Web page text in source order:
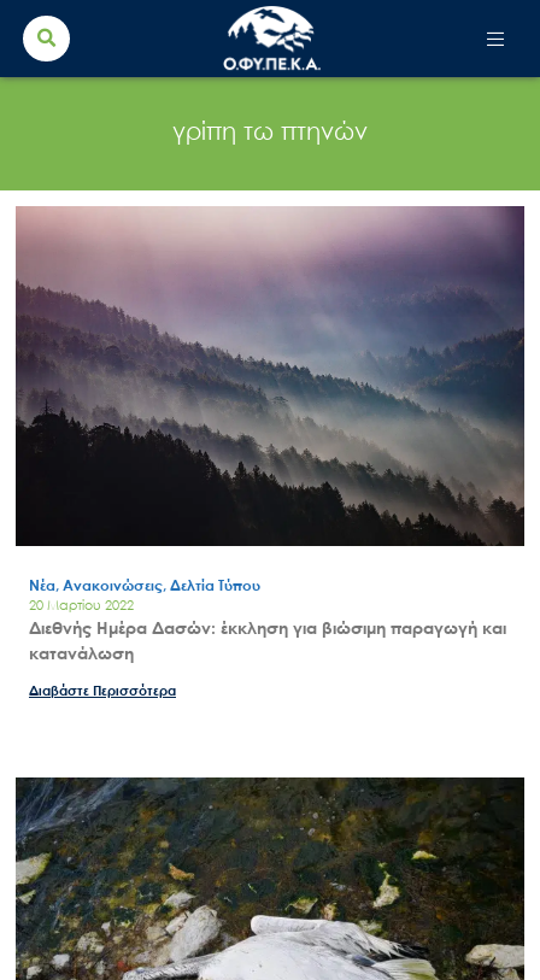
Search
for:
γρίπη τω πτηνών
Νέα, Ανακοινώσεις, Δελτία Τύπου
20 Μαρτίου 2022
Διεθνής Ημέρα Δασών: έκκληση για βιώσιμη παραγωγή και
κατανάλωση
Διαβάστε Περισσότερα